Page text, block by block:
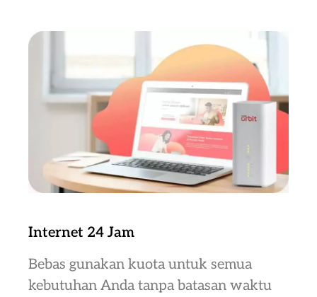
Internet 24 Jam
Bebas gunakan kuota untuk semua
kebutuhan Anda tanpa batasan waktu